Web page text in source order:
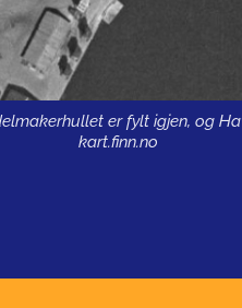
er fylt igjen, og
kart.finn.no